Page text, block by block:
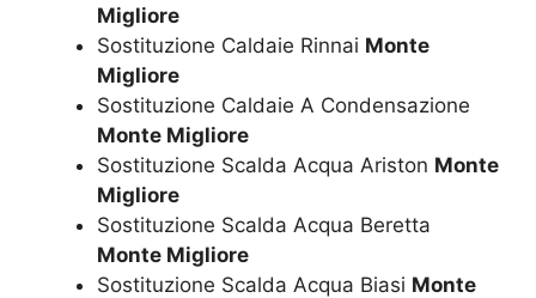
Migliore
Sostituzione Caldaie Rinnai Monte
Migliore
Sostituzione Caldaie A Condensazione
Monte Migliore
Sostituzione Scalda Acqua Ariston Monte
Migliore
Sostituzione Scalda Acqua Beretta
Monte Migliore
Sostituzione Scalda Acqua Biasi Monte